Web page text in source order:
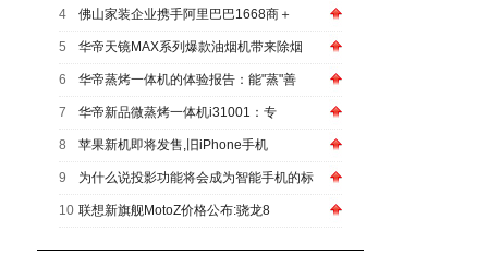
4 佛山家装企业携手阿里巴巴1668商＋
5 华帝天镜MAX系列爆款油烟机带来除烟
6 华帝蒸烤一体机的体验报告：能"蒸"善
7 华帝新品微蒸烤一体机i31001：专
8 苹果新机即将发售,旧iPhone手机
9 为什么说投影功能将会成为智能手机的标
10 联想新旗舰MotoZ价格公布:骁龙8